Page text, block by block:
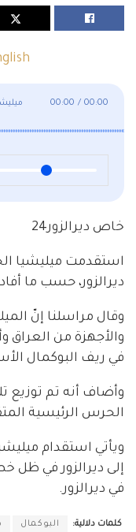
00:00 / 00:00
خاص ديرالزور24
استقدمت ميليشيا
ديرالزور، حسب ما
وقال مراسلنا إنّ
والأجهزة من العراق
في ريف البوكمال
وأضاف أنه تم توزيع
الحرس الرئيسية
ويأتي استقدام
إلى ديرالزور في ظل
في ديرالزور.
كلمات دلالية: البوكمال